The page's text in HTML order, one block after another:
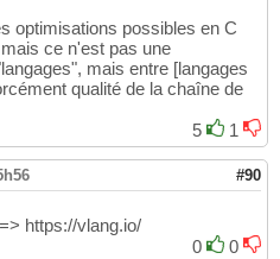
optimisations possibles en C
ce n'est pas une
mais entre [langages
qualité de la chaîne de
5
1
#90
https://vlang.io/
0
0